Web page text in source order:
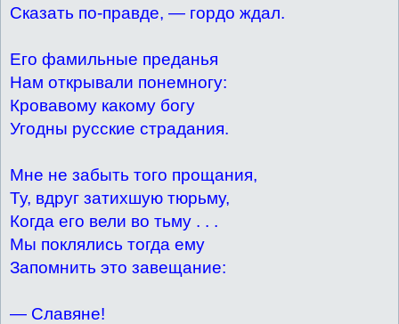
Сказать по-правде, — гордо ждал.
Его фамильные преданья
Нам открывали понемногу:
Кровавому какому богу
Угодны русские страдания.
Мне не забыть того прощания,
Ту, вдруг затихшую тюрьму,
Когда его вели во тьму . . .
Мы поклялись тогда ему
Запомнить это завещание:
— Славяне!